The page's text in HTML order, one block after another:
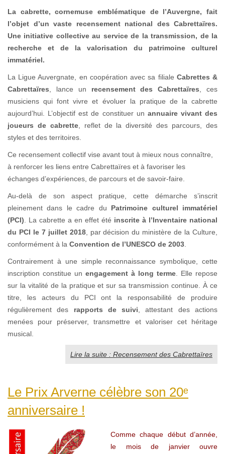
La cabrette, cornemuse emblématique de l’Auvergne, fait
l’objet d’un vaste recensement national des Cabrettaïres.
Une initiative collective au service de la transmission, de la
recherche et de la valorisation du patrimoine culturel
immatériel.
La Ligue Auvergnate, en coopération avec sa filiale Cabrettes &
Cabrettaïres, lance un recensement des Cabrettaïres, ces
musiciens qui font vivre et évoluer la pratique de la cabrette
aujourd’hui. L’objectif est de constituer un annuaire vivant des
joueurs de cabrette, reflet de la diversité des parcours, des
styles et des territoires.
Ce recensement collectif vise avant tout à mieux nous connaître,
à renforcer les liens entre Cabrettaïres et à favoriser les
échanges d’expériences, de parcours et de savoir-faire.
Au-delà de son aspect pratique, cette démarche s’inscrit
pleinement dans le cadre du Patrimoine culturel immatériel
(PCI). La cabrette a en effet été inscrite à l’Inventaire national
du PCI le 7 juillet 2018, par décision du ministère de la Culture,
conformément à la Convention de l’UNESCO de 2003.
Contrairement à une simple reconnaissance symbolique, cette
inscription constitue un engagement à long terme. Elle repose
sur la vitalité de la pratique et sur sa transmission continue. À ce
titre, les acteurs du PCI ont la responsabilité de produire
régulièrement des rapports de suivi, attestant des actions
menées pour préserver, transmettre et valoriser cet héritage
musical.
Lire la suite : Recensement des Cabrettaïres
Le Prix Arverne célèbre son 20ᵉ
anniversaire !
Comme chaque début d’année,
le mois de janvier ouvre